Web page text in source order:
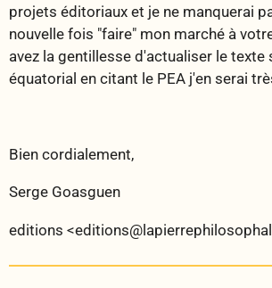
projets éditoriaux et je ne manquerai
nouvelle fois "faire" mon marché à
avez la gentillesse d'actualiser le texte
équatorial en citant le PEA j'en serai
Bien cordialement,
Serge Goasguen
editions